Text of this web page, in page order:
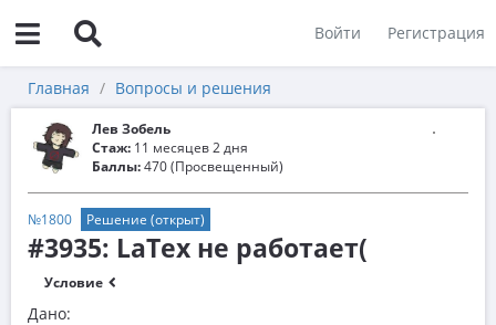
Войти Регистрация
Главная Вопросы и решения
Лев Зобель
Стаж: 11 месяцев 2 дня
Баллы:470 (Просвещенный)
№1800 Решение (открыт)
#3935: LaTex не работает(
Условие
Дано: